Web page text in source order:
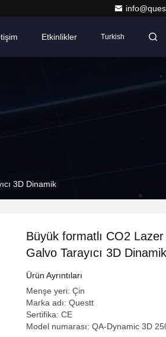
Etkinlikler Turkish
3D Dinamik
Büyük formatlı CO2
Galvo Tarayıcı 3D Dinamik
Ürün Ayrıntıları
Menşe yeri: Çin
Marka adı: Questt
Sertifika: CE
Model numarası: QA-Dynamic 3D